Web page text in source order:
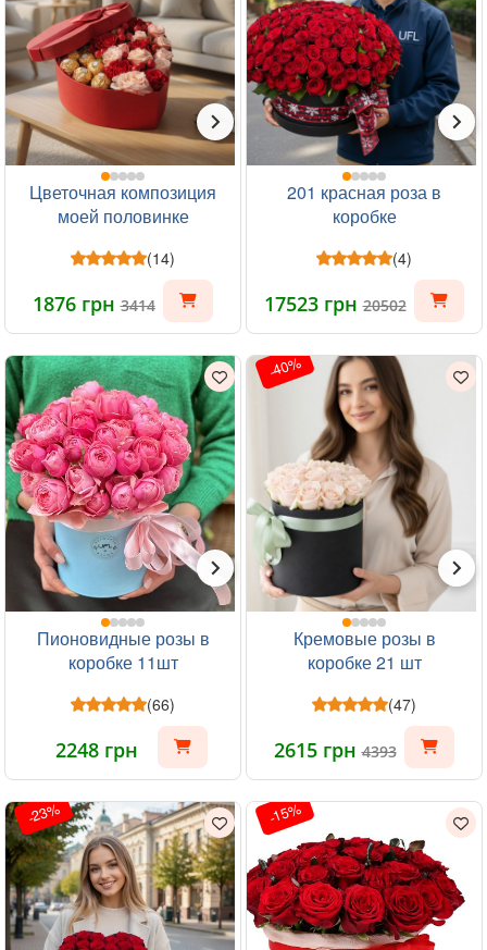
Цветочная композиция
моей половинке
(14)
1876 грн3414
201 красная роза в
коробке
(4)
17523 грн20502
Пионовидные розы в
коробке 11шт
(66)
2248 грн
-40%
Кремовые розы в
коробке 21 шт
(47)
2615 грн4393
-23% -15%